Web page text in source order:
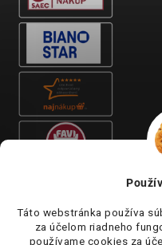
Táto webstránka používa
za účelom riadneho
používame cookies za